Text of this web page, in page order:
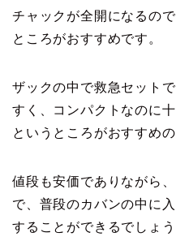
チャックが全開になるの
ところがおすすめです。
ザックの中で救急セット
すく、コンパクトなのに
というところがおすすめ
値段も安価でありながら
で、普段のカバンの中に
することができるでしょう